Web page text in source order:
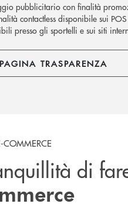
pubblicitario con finalità
contactless disponibile sui
presso gli sportelli e sui siti
PAGINA TRASPARENZA
COMMERCE
di